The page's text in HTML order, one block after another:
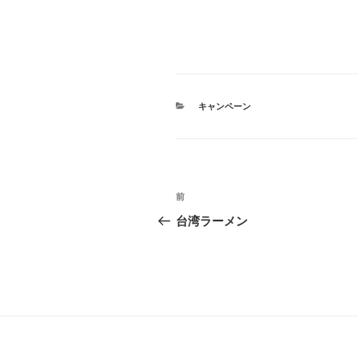
カ
キャンペーン
投
稿
前
の
前
台湾ラーメン